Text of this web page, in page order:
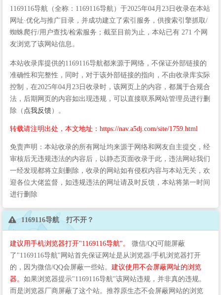
1169116导航（全称：1169116导航）于2025年04月23日收录在本站
网址·优化与推广目录，并成功建立了索引服务，供搜索引擎抓取/
蜘蛛爬行/用户查找/检索服务；截至目前为止，本站已有 271 个网
友浏览了该网站信息。
本站收录库提供的1169116导航都来源于网络，不保证外部链接的
准确性和完整性，同时，对于该外部链接的指向，不由收录库实际
控制，在2025年04月23日收录时，该网页上的内容，都属于合规合
法，后期网页的内容如出现违规，可以直接联系网站管理员进行删
除（ 点我反馈）。
转载请注明出处，本文地址：https://nav.a5dj.com/site/1759.html
免责声明：本站收录的所有网址均来源于网络和网友自主提交，经
审核后无违规违法的内容后，以静态页面收录于此，违法网站我们
一经发现都将立刻删除，收录的网站如有侵权内容与本站无关，欢
迎各位大佬监督，如违规违法的网址请及时反馈，本站将第一时间
进行删除
1169116导航 打不开？
建议用手机浏览器打开"1169116导航"。
微信/QQ可能屏蔽
了"1169116导航"网站首先保证网址是从浏览器/手机浏览器打开
的，因为微信/QQ会屏蔽一些站。 建议使用不会屏蔽网址的浏览
器。 如果浏览器提示"1169116导航"该网站违规，并非真的违规。
而是浏览器厂商屏蔽了这个站。推荐原生态不会屏蔽网站的浏览